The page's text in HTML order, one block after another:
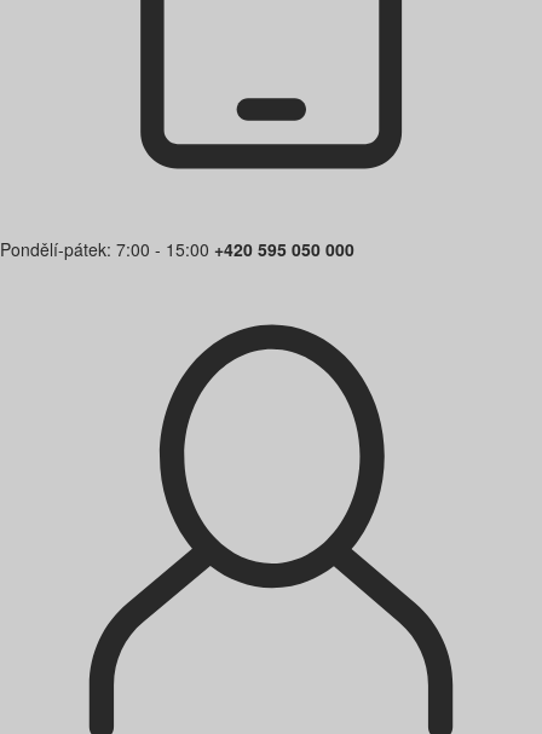
Pondělí-pátek: 7:00 - 15:00 +420 595 050 000